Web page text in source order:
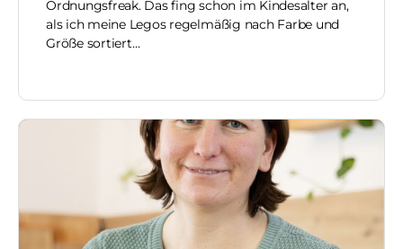
Ordnungsfreak. Das fing schon im Kindesalter an,
als ich meine Legos regelmäßig nach Farbe und
Größe sortiert…